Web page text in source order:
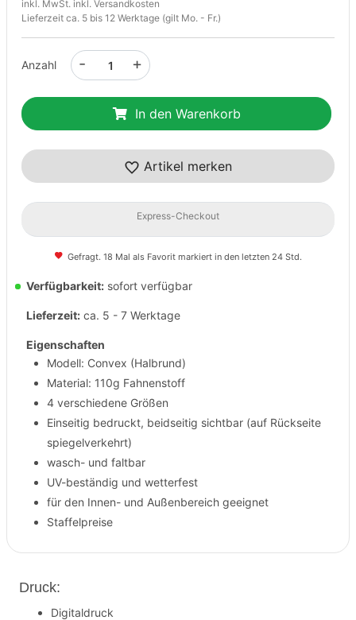
inkl. MwSt. inkl. Versandkosten
Lieferzeit ca. 5 bis 12 Werktage (gilt Mo. - Fr.)
Anzahl +
-
In den Warenkorb
Artikel merken
Express-Checkout
Gefragt. 18 Mal als Favorit markiert in den letzten 24 Std.
Verfügbarkeit: sofort verfügbar
Lieferzeit: ca. 5 - 7 Werktage
Eigenschaften
Modell: Convex (Halbrund)
Material: 110g Fahnenstoff
4 verschiedene Größen
Einseitig bedruckt, beidseitig sichtbar (auf Rückseite
spiegelverkehrt)
wasch- und faltbar
UV-beständig und wetterfest
für den Innen- und Außenbereich geeignet
Staffelpreise
Druck:
Digitaldruck